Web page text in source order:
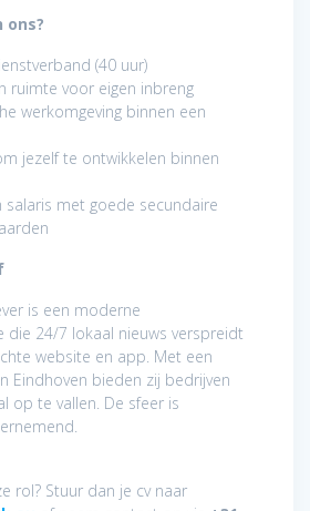
ons?
(40 uur)
ruimte voor eigen inbreng
werkomgeving binnen een
jezelf te ontwikkelen binnen
met goede secundaire
is een moderne
die 24/7 lokaal nieuws verspreidt
website en app. Met een
Eindhoven bieden zij bedrijven
op te vallen. De sfeer is
rol? Stuur dan je cv naar